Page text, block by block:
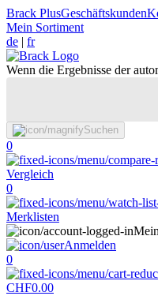
Brack PlusGeschäftskunden
Mein Sortiment
de | fr
Wenn die Ergebnisse der
Suchen
0
Vergleich
0
Merklisten
Anmelden
0
CHF0.00